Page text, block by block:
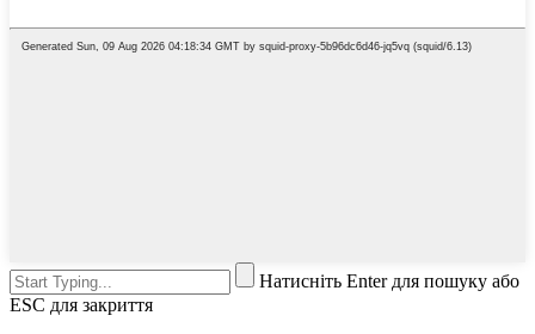
Натисніть Enter для пошуку або
ESC для закриття